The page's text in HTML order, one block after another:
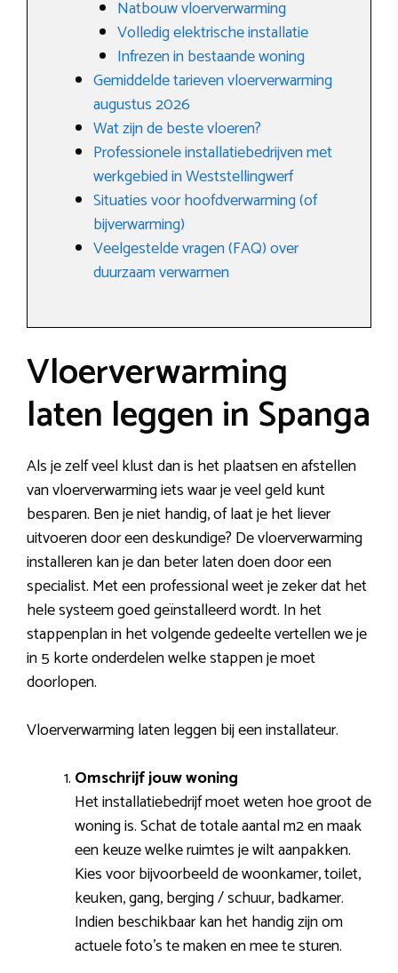
Natbouw vloerverwarming
Volledig elektrische installatie
Infrezen in bestaande woning
Gemiddelde tarieven vloerverwarming
augustus 2026
Wat zijn de beste vloeren?
Professionele installatiebedrijven met
werkgebied in Weststellingwerf
Situaties voor hoofdverwarming (of
bijverwarming)
Veelgestelde vragen (FAQ) over
duurzaam verwarmen
Vloerverwarming
laten leggen in Spanga
Als je zelf veel klust dan is het plaatsen en afstellen
van vloerverwarming iets waar je veel geld kunt
besparen. Ben je niet handig, of laat je het liever
uitvoeren door een deskundige? De vloerverwarming
installeren kan je dan beter laten doen door een
specialist. Met een professional weet je zeker dat het
hele systeem goed geïnstalleerd wordt. In het
stappenplan in het volgende gedeelte vertellen we je
in 5 korte onderdelen welke stappen je moet
doorlopen.
Vloerverwarming laten leggen bij een installateur.
Omschrijf jouw woning
Het installatiebedrijf moet weten hoe groot de
woning is. Schat de totale aantal m2 en maak
een keuze welke ruimtes je wilt aanpakken.
Kies voor bijvoorbeeld de woonkamer, toilet,
keuken, gang, berging / schuur, badkamer.
Indien beschikbaar kan het handig zijn om
actuele foto’s te maken en mee te sturen.